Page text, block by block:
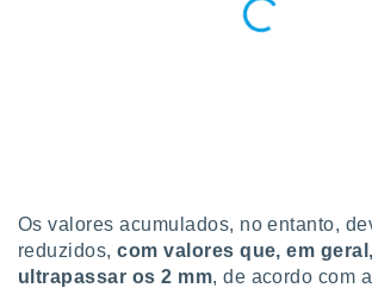
Os valores acumulados, no entanto,
reduzidos, com valores que, em
ultrapassar os 2 mm, de acordo com